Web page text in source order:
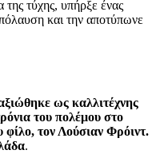
της τύχης, υπήρξε ένας
και την αποτύπωνε
ως καλλιτέχνης
του πολέμου στο
φίλο, τον Λούσιαν Φρόιντ.
.